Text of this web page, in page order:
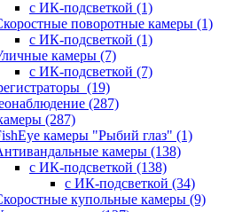
с ИК-подсветкой (1)
поворотные камеры (1)
с ИК-подсветкой (1)
камеры (7)
с ИК-подсветкой (7)
(19)
(287)
(287)
камеры "Рыбий глаз" (1)
камеры (138)
с ИК-подсветкой (138)
с ИК-подсветкой (34)
купольные камеры (9)